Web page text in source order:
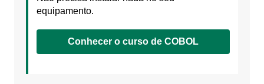
equipamento.
Conhecer o curso de COBOL